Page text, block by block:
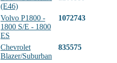
(E46)
Volvo P1800 -
1800 S/E - 1800
ES
1072743
Chevrolet
Blazer/Suburban
835575